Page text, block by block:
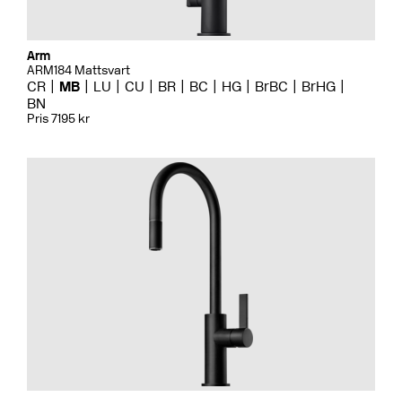
Arm
ARM184 Mattsvart
CR MB LU CU BR BC HG BrBC
BrHG
BN
Pris 7195 kr